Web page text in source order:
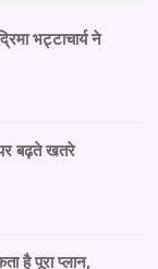
भट्टाचार्य ने
बढ़ते खतरे
है पूरा प्लान,